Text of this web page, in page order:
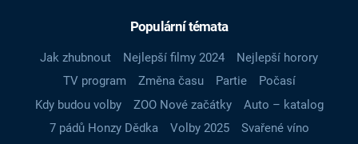
Populární témata
Jak zhubnout Nejlepší filmy 2024
Nejlepší horory
TV program
Změna času Partie
Počasí
Kdy budou volby
ZOO Nové začátky
Auto – katalog
7 pádů Honzy Dědka
Volby 2025
Svařené víno